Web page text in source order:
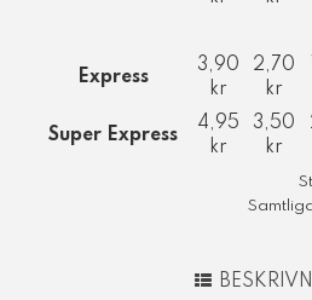
Express
3,90
kr
2,70
kr
Super Express
4,95
kr
3,50
kr